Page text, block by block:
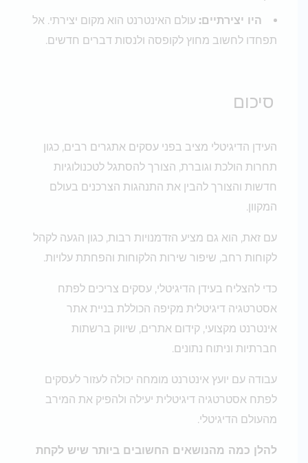
היו יצירתיים:עולם האינטרנט הוא מקום יצירתי. אל
תפחדו לחשוב מחוץ לקופסה ולנסות דברים חדשים.
סיכום
העידן הדיגיטלי מציב בפני עסקים אתגרים רבים, כגון
תחרות הולכת וגוברת, הצורך להסתגל לטכנולוגיות
חדשות והצורך להבין את התנהגות הצרכנים בעולם
המקוון.
עם זאת, הוא גם מציע הזדמנויות רבות, כגון הגעה לקהל
לקוחות רחב, שיפור שירות הלקוחות והפחתת עלויות.
כדי להצליח בעידן הדיגיטלי, עסקים צריכים לפתח
אסטרטגיה דיגיטלית מקיפה הכוללת בניית אתר
אינטרנט מקצועי, קידום אתרים, שיווק ברשתות
חברתיות וניתוח נתונים.
עבודה עם יועץ אינטרנט מומחה יכולה לעזור לעסקים
לפתח אסטרטגיה דיגיטלית יעילה ולהפיק את המירב
מהעולם הדיגיטלי.
להלן כמה מהנושאים החשובים ביותר שיש לקחת